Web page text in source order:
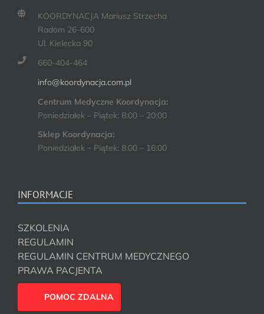
KOORDYNACJA Mariusz Strzecha
Radom 26-600
Ul. Kielecka 90
660-404-464
info@koordynacja.com.pl
Centrum Medyczne Koordynacja:
Poniedziałek – Piątek: 8:00 – 20:00
Sklep Koordynacja:
Poniedziałek – Piątek: 8:00 – 16:00
INFORMACJE
SZKOLENIA
REGULAMIN
REGULAMIN CENTRUM MEDYCZNEGO
PRAWA PACJENTA
POMOC ZDALNA